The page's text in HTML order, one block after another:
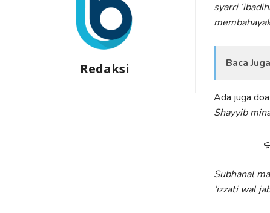
Redaksi
syarri
Baca
Ada juga
Shayyib
Subhānal
‘izzati wal